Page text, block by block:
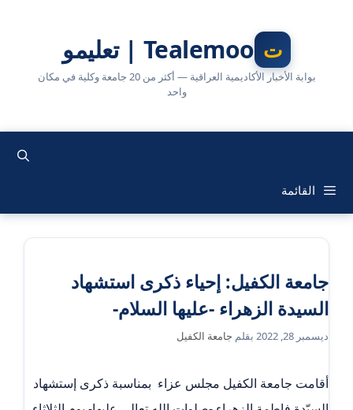
Tealemoo | تعليمو
بوابة الأخبار الأكاديمية العراقية — أكثر من 20 جامعة وكلية في مكان
واحد
القائمة
جامعة الكفيل: إحياء ذكرى استشهاد
السيدة الزهراء -عليها السلام-
ديسمبر 28, 2022 بقلم جامعة الكفيل
أقامت جامعة الكفيل مجلس عزاء بمناسبة ذكرى إستشهاد